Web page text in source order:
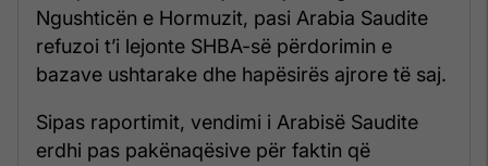
Ngushticën e Hormuzit, pasi Arabia Saudite
refuzoi t’i lejonte SHBA-së përdorimin e
bazave ushtarake dhe hapësirës ajrore të saj.
Sipas raportimit, vendimi i Arabisë Saudite
erdhi pas pakënaqësive për faktin që